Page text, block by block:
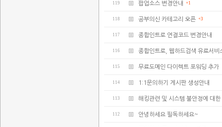
119 팝업소스 변경안내 +1
118 공부의신 카테고리 오픈 +3
117 종합인트로 연결코드 변경안내
116 종합인트로, 웹하드검색 유료서비
115 무료도메인 다이렉트 포워딩 추가
114 1:1문의하기 게시판 생성안내
113 해킹관련 및 시스템 불안정에 대한
112 안녕하세요 필독하세요~